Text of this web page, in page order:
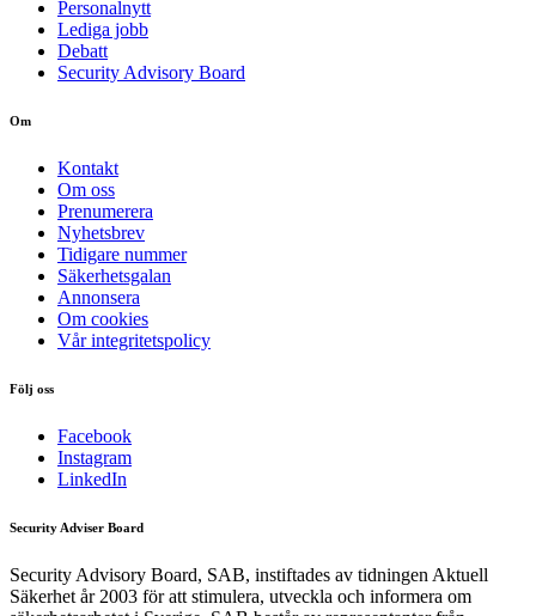
Personalnytt
Lediga jobb
Debatt
Security Advisory Board
Om
Kontakt
Om oss
Prenumerera
Nyhetsbrev
Tidigare nummer
Säkerhetsgalan
Annonsera
Om cookies
Vår integritetspolicy
Följ oss
Facebook
Instagram
LinkedIn
Security Adviser Board
Security Advisory Board, SAB, instiftades av tidningen Aktuell
Säkerhet år 2003 för att stimulera, utveckla och informera om